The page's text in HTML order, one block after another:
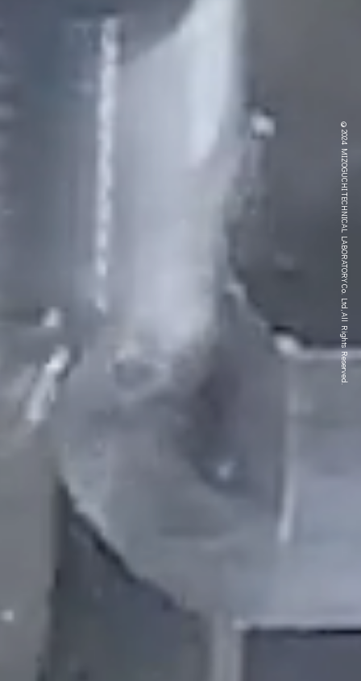
©2024 MIZOGUCHI TECHNICAL LABORATORY Co. Ltd, All Rights Reserved.